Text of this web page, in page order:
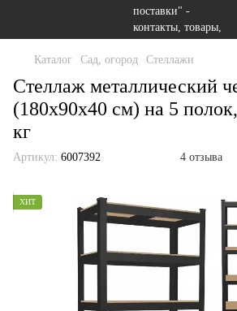
Каталог Сад, огород Стеллажи
Стеллаж металлический
(180х90х40 см) на 5
кг
Артикул: 6007392 4 отзыва
ХИТ